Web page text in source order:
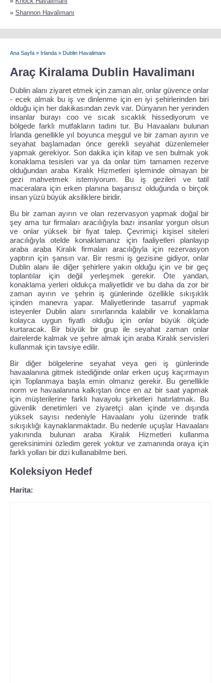
» Shannon Havalimanı
Ana Sayfa » İrlanda » Dublin Havalimanı
Araç Kiralama Dublin Havalimanı
Dublin alanı ziyaret etmek için zaman alır, onlar güvence onlar
- ecek almak bu iş ve dinlenme için en iyi şehirlerinden biri
olduğu için her dakikasından zevk var. Dünyanın her yerinden
insanlar burayı coo ve sıcak sıcaklık hissediyorum ve
bölgede farklı mutfakların tadını tur. Bu Havaalanı bulunan
İrlanda genellikle yıl boyunca meşgul ve bir zaman ayırın ve
seyahat başlamadan önce gerekli seyahat düzenlemeler
yapmak gerekiyor. Son dakika için kitap ve sen bulmak yok
konaklama tesisleri var ya da onlar tüm tamamen rezerve
olduğundan araba Kiralık Hizmetleri işleminde olmayan bir
gezi mahvetmek istemiyorum. Bu iş gezileri ve tatil
maceralara için erken planına başarısız olduğunda o birçok
insan yüzü büyük aksiliklere biridir.
Bu bir zaman ayırın ve olan rezervasyon yapmak doğal bir
şey ama tur firmaları aracılığıyla bazı insanlar yorgun olsun
ve onlar yüksek bir fiyat talep. Çevrimiçi kişisel siteleri
aracılığıyla otelde konaklamanız için faaliyetleri planlayıp
araba araba Kiralık firmaları aracılığıyla için rezervasyon
yaptırın için şansın var. Bir resmi iş gezisine gidiyor, onlar
Dublin alanı ile diğer şehirlere yakın olduğu için ve bir geç
toplantılar için değil yerleşmek gerekir. Öte yandan,
konaklama yerleri oldukça maliyetlidir ve bu daha da zor bir
zaman ayırın ve şehrin iş günlerinde özellikle sıkışıklık
içinden manevra yapar. Maliyetlerinde tasarruf yapmak
isteyenler Dublin alanı sınırlarında kalabilir ve konaklama
kolayca uygun fiyatlı olduğu için onlar büyük ölçüde
kurtaracak. Bir büyük bir grup ile seyahat zaman onlar
dairelerde kalmak ve şehre almak için araba Kiralık servisleri
kullanmak için tavsiye edilir.
Bir diğer bölgelerine seyahat veya geri iş günlerinde
havaalanına gitmek istediğinde onlar erken uçuş kaçırmayın
için Toplanmaya başla emin olmanız gerekir. Bu genellikle
norm ve havaalanına kalkıştan önce en az bir saat yapmak
için müşterilerine farklı havayolu şirketleri hatırlatmak. Bu
güvenlik denetimleri ve ziyaretçi alan içinde ve dışında
yüksek sayısı nedeniyle Havaalanı yolu üzerinde trafik
sıkışıklığı kaynaklanmaktadır. Bu nedenle uçuşlar Havaalanı
yakınında bulunan araba Kiralık Hizmetleri kullanma
gereksinimini özledim gerek yoktur ve zamanında oraya için
farklı yolları bir dizi kullanabilme beri.
Koleksiyon Hedef
Harita: